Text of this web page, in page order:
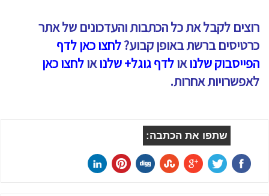
רוצים לקבל את כל הכתבות והעדכונים של אתר
כרטיסים ברשת באופן קבוע?לחצו כאן לדף
הפייסבוק שלנואולדף גוגל+ שלנואולחצו כאן
לאפשרויות אחרות.
שתפו את הכתבה: